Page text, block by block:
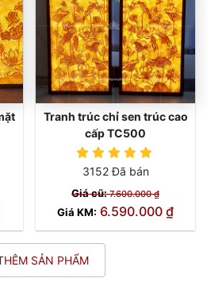
Tranh trúc chỉ sen trúc cao
cấp TC500
3152 Đã bán
Giá cũ:7.600.000 ₫
Giá KM: 6.590.000 ₫
SẢN PHẨM